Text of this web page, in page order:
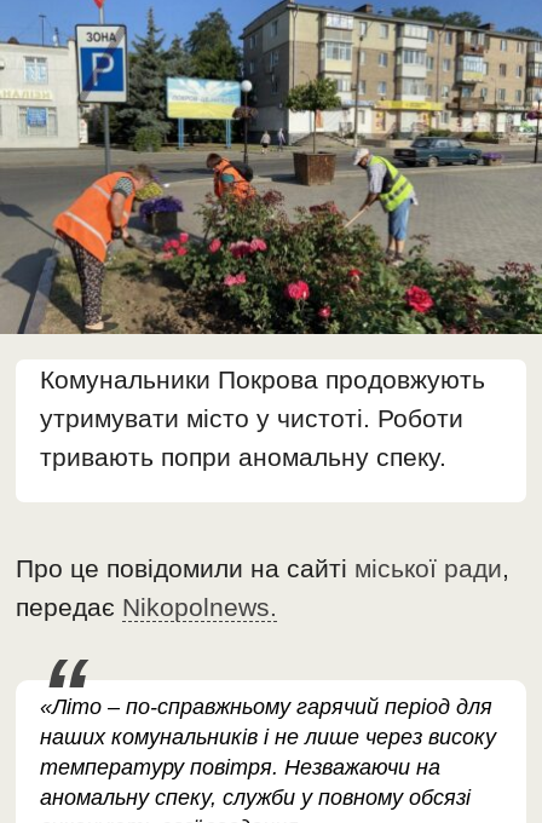
Комунальники Покрова продовжують
утримувати місто у чистоті. Роботи
тривають попри аномальну спеку.
Про це повідомили на сайті міської ради,
передає Nikopolnews.
«Літо – по-справжньому гарячий період для
наших комунальників і не лише через високу
температуру повітря. Незважаючи на
аномальну спеку, служби у повному обсязі